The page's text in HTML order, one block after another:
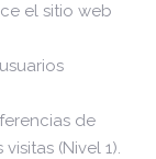
el sitio web
de
(Nivel 1).